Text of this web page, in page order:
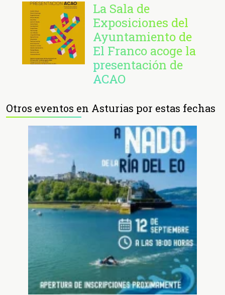
La Sala de
Exposiciones del
Ayuntamiento de
El Franco acoge la
presentación de
ACAO
Otros eventos en Asturias por estas fechas